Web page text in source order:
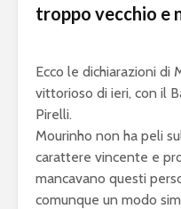
troppo vecchio e
Ecco le dichiarazioni di
vittorioso di ieri, con il
Pirelli.
Mourinho non ha peli
carattere vincente e
mancavano questi
comunque un modo